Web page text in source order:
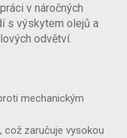
v náročných
s výskytem olejů a
odvětví.
mechanickým
což zaručuje vysokou